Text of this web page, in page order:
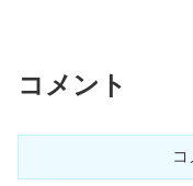
コメント